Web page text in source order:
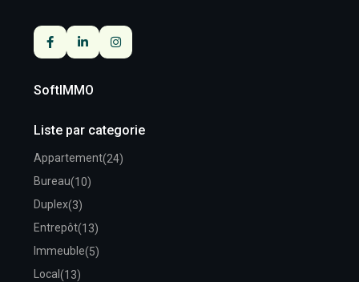
SoftIMMO
Liste par categorie
Appartement(24)
Bureau(10)
Duplex(3)
Entrepôt(13)
Immeuble(5)
Local (13)